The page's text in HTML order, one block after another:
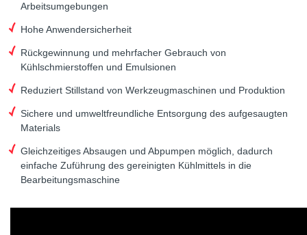
Arbeitsumgebungen
Hohe Anwendersicherheit
Rückgewinnung und mehrfacher Gebrauch von
Kühlschmierstoffen und Emulsionen
Reduziert Stillstand von Werkzeugmaschinen und Produktion
Sichere und umweltfreundliche Entsorgung des aufgesaugten
Materials
Gleichzeitiges Absaugen und Abpumpen möglich, dadurch
einfache Zuführung des gereinigten Kühlmittels in die
Bearbeitungsmaschine